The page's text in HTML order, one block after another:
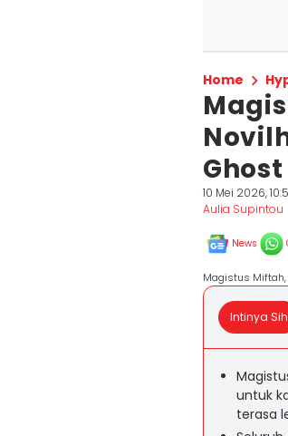
Home
10 Mei 2026,
Aulia Supintou
News
Magistus
Intinya Sih
untuk
terasa